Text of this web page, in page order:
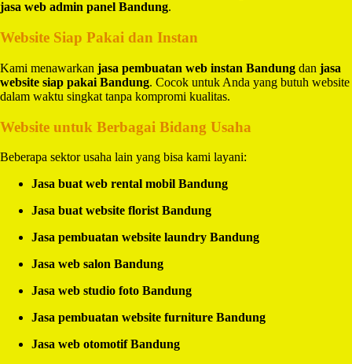
jasa web admin panel Bandung.
Website Siap Pakai dan Instan
Kami menawarkan jasa pembuatan web instan Bandung dan jasa
website siap pakai Bandung. Cocok untuk Anda yang butuh website
dalam waktu singkat tanpa kompromi kualitas.
Website untuk Berbagai Bidang Usaha
Beberapa sektor usaha lain yang bisa kami layani:
Jasa buat web rental mobil Bandung
Jasa buat website florist Bandung
Jasa pembuatan website laundry Bandung
Jasa web salon Bandung
Jasa web studio foto Bandung
Jasa pembuatan website furniture Bandung
Jasa web otomotif Bandung